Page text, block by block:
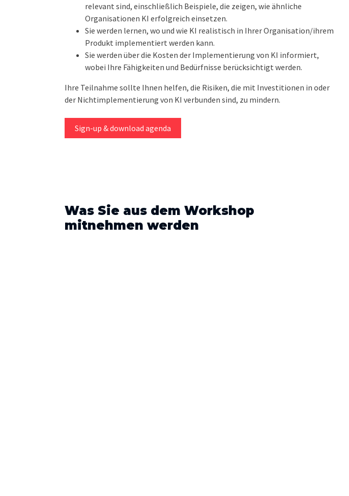
relevant sind, einschließlich Beispiele, die zeigen, wie ähnliche
Organisationen KI erfolgreich einsetzen.
Sie werden lernen, wo und wie KI realistisch in Ihrer Organisation/ihrem
Produkt implementiert werden kann.
Sie werden über die Kosten der Implementierung von KI informiert,
wobei Ihre Fähigkeiten und Bedürfnisse berücksichtigt werden.
Ihre Teilnahme sollte Ihnen helfen, die Risiken, die mit Investitionen in oder
der Nichtimplementierung von KI verbunden sind, zu mindern.
Sign-up & download agenda
Was Sie aus dem Workshop
mitnehmen werden